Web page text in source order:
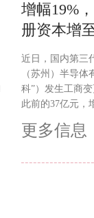
增幅19%
册资本增
近日，国内第三
（苏州）半导
科”）发生工商
此前的37亿元，
更多信息